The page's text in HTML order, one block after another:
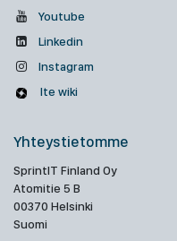
Youtube
Linkedin
Instagram
Ite wiki
Yhteystietomme
SprintIT Finland Oy
Atomitie 5 B
00370 Helsinki
Suomi